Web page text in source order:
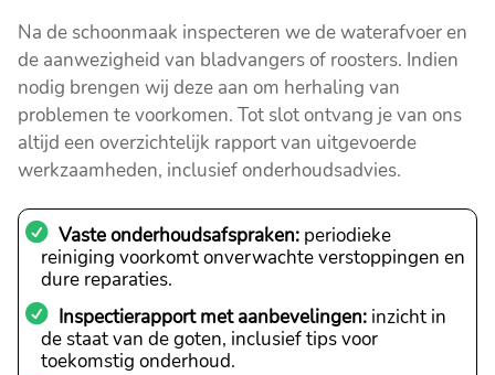
Na de schoonmaak inspecteren we de waterafvoer en
de aanwezigheid van bladvangers of roosters. Indien
nodig brengen wij deze aan om herhaling van
problemen te voorkomen. Tot slot ontvang je van ons
altijd een overzichtelijk rapport van uitgevoerde
werkzaamheden, inclusief onderhoudsadvies.
Vaste onderhoudsafspraken: periodieke
reiniging voorkomt onverwachte verstoppingen en
dure reparaties.
Inspectierapport met aanbevelingen: inzicht in
de staat van de goten, inclusief tips voor
toekomstig onderhoud.